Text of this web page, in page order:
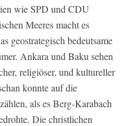
wie SPD und CDU
Meeres macht es
geostrategisch bedeutsame
Ankara und Baku sehen
religiöser, und kultureller
konnte auf die
als es Berg-Karabach
Die christlichen